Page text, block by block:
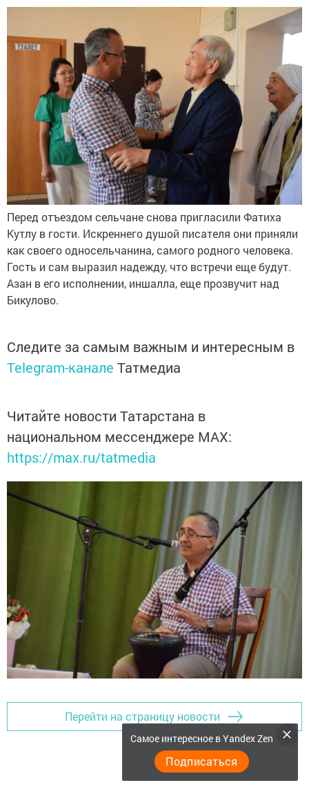
Перед отъездом сельчане снова пригласили Фатиха
Кутлу в гости. Искреннего душой писателя они приняли
как своего односельчанина, самого родного человека.
Гость и сам выразил надежду, что встречи еще будут.
Азан в его исполнении, иншалла, еще прозвучит над
Бикулово.
Следите за самым важным и интересным в
Telegram-канале Татмедиа
Читайте новости Татарстана в
национальном мессенджере MАХ:
https://max.ru/tatmedia
Перейти на страницу новости
Самое интересное в Yandex Zen
Подписаться